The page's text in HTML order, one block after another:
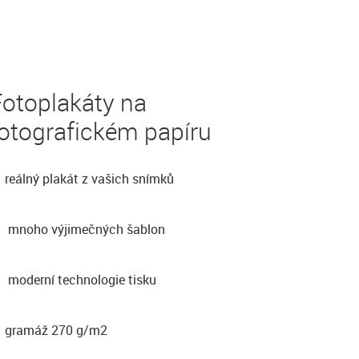
na
papíru
reálný plakát z vašich snímků
mnoho výjimečných šablon
moderní technologie tisku
gramáž 270 g/m2